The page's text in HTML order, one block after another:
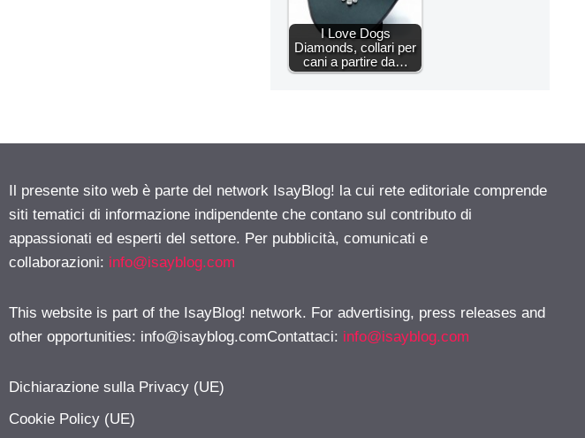
I Love Dogs
Diamonds, collari per
cani a partire da…
Il presente sito web è parte del network IsayBlog! la cui rete editoriale comprende
siti tematici di informazione indipendente che contano sul contributo di
appassionati ed esperti del settore. Per pubblicità, comunicati e
collaborazioni: info@isayblog.com
This website is part of the IsayBlog! network. For advertising, press releases and
other opportunities: info@isayblog.comContattaci: info@isayblog.com
Dichiarazione sulla Privacy (UE)
Cookie Policy (UE)